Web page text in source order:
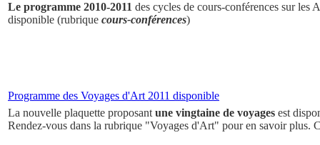
Le programme 2010-2011 des cycles de cours-conférences sur
disponible (rubrique cours-conférences)
Programme des Voyages d'Art 2011 disponible
La nouvelle plaquette proposantune vingtaine de voyages est
Rendez-vous dans la rubrique "Voyages d'Art" pour en savoir plus.